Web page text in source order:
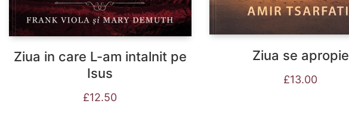
Ziua in care L-am intalnit pe
Isus
£12.50
Ziua se apropie
£13.00